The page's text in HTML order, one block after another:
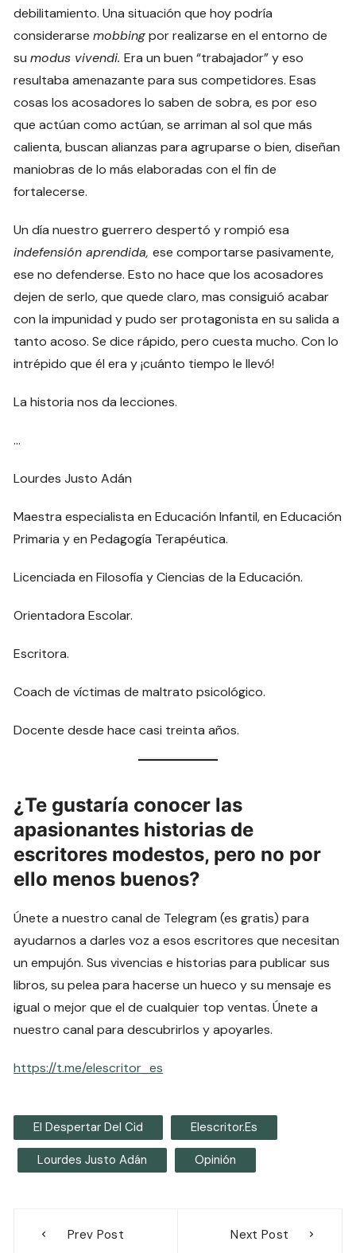
debilitamiento. Una situación que hoy podría
considerarsemobbingpor realizarse en el entorno de
sumodus vivendi.Era un buen “trabajador” y eso
resultaba amenazante para sus competidores. Esas
cosas los acosadores lo saben de sobra, es por eso
que actúan como actúan, se arriman al sol que más
calienta, buscan alianzas para agruparse o bien, diseñan
maniobras de lo más elaboradas con el fin de
fortalecerse.
Un día nuestro guerrero despertó y rompió esa
indefensión aprendida,ese comportarse pasivamente,
ese no defenderse. Esto no hace que los acosadores
dejen de serlo, que quede claro, mas consiguió acabar
con la impunidad y pudo ser protagonista en su salida a
tanto acoso. Se dice rápido, pero cuesta mucho. Con lo
intrépido que él era y ¡cuánto tiempo le llevó!
La historia nos da lecciones.
…
Lourdes Justo Adán
Maestra especialista en Educación Infantil, en Educación
Primaria y en Pedagogía Terapéutica.
Licenciada en Filosofía y Ciencias de la Educación.
Orientadora Escolar.
Escritora.
Coach de víctimas de maltrato psicológico.
Docente desde hace casi treinta años.
¿Te gustaría conocer las
apasionantes historias de
escritores modestos, pero no por
ello menos buenos?
Únete a nuestro canal de Telegram (es gratis) para
ayudarnos a darles voz a esos escritores que necesitan
un empujón. Sus vivencias e historias para publicar sus
libros, su pelea para hacerse un hueco y su mensaje es
igual o mejor que el de cualquier top ventas. Únete a
nuestro canal para descubrirlos y apoyarles.
https://t.me/elescritor_es
El Despertar Del Cid Elescritor.es
Lourdes Justo Adán Opinión
Prev Post Next Post